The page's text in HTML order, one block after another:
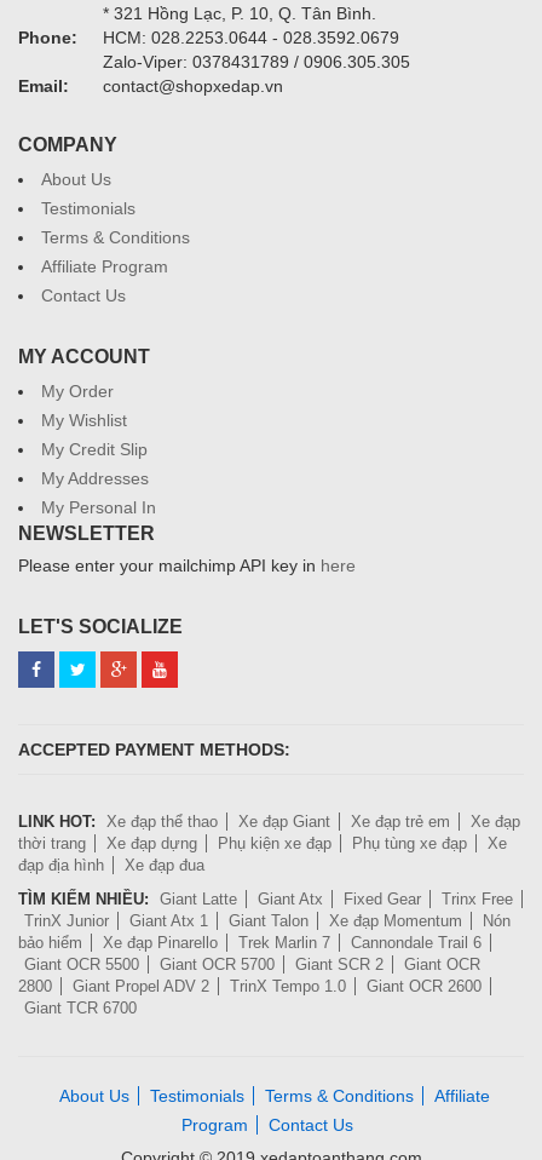
* 321 Hồng Lạc, P. 10, Q. Tân Bình.
Phone:
HCM: 028.2253.0644 - 028.3592.0679
Zalo-Viper: 0378431789 / 0906.305.305
Email:
contact@shopxedap.vn
COMPANY
About Us
Testimonials
Terms & Conditions
Affiliate Program
Contact Us
MY ACCOUNT
My Order
My Wishlist
My Credit Slip
My Addresses
My Personal In
NEWSLETTER
Please enter your mailchimp API key in here
LET'S SOCIALIZE
ACCEPTED PAYMENT METHODS:
LINK HOT: Xe đạp thể thao Xe đạp Giant Xe đạp trẻ em
Xe đạp
thời trang
Xe đạp dựng Phụ kiện xe đạp Phụ tùng xe đạp
Xe
đạp địa hình
Xe đạp đua
TÌM KIẾM NHIỀU:
Giant Latte Giant Atx Fixed Gear
Trinx Free
TrinX Junior
Giant Atx 1 Giant Talon Xe đạp Momentum
Nón
bảo hiểm
Xe đạp Pinarello Trek Marlin 7
Cannondale Trail 6
Giant OCR 5500
Giant OCR 5700 Giant SCR 2
Giant OCR
2800
Giant Propel ADV 2 TrinX Tempo 1.0
Giant OCR 2600
Giant TCR 6700
About Us Testimonials Terms & Conditions
Affiliate
Program
Contact Us